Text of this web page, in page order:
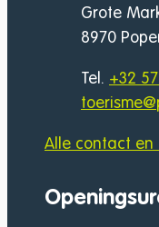
Grote
,8970
+32
E-mailtoerisme@
Alle contact en